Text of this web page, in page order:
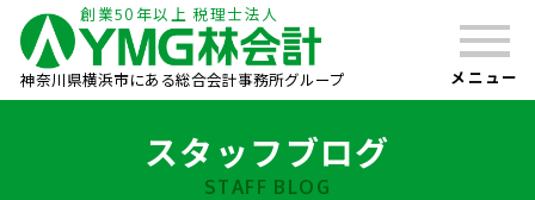
創業50年以上 税理士法人
神奈川県横浜市にある総合会計事務所グループ メニュー
スタッフブログ
STAFF BLOG